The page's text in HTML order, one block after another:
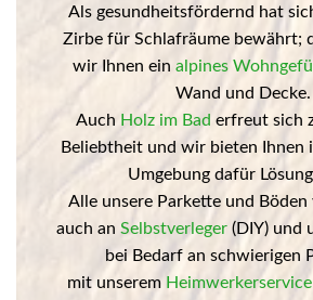
Als gesundheitsfördernd hat
Zirbe für Schlafräume bewährt;
wir Ihnen ein alpines
Wand und Decke.
Auch Holz im Bad erfreut sich
Beliebtheit und wir bieten Ihnen
Umgebung dafür
Alle unsere Parkette und
auch an Selbstverleger (DIY) und
bei Bedarf an schwierigen
mit unserem Heimwerkerservice